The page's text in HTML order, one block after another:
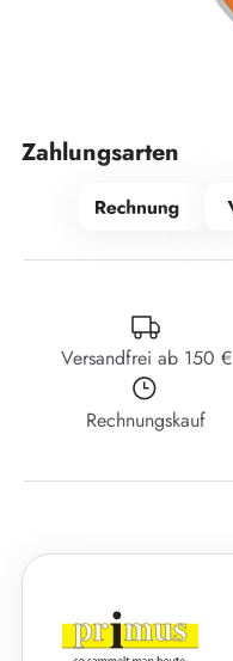
Zahlungsarten
Versandfrei ab 150 €
Rechnungskauf